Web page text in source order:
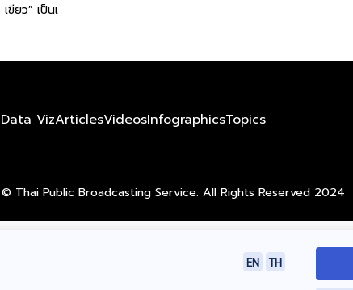
เขียว” เป็นเ
Data VizArticlesVideosInfographicsTopics
© Thai Public Broadcasting Service. All Rights Reserved 2024
EN TH